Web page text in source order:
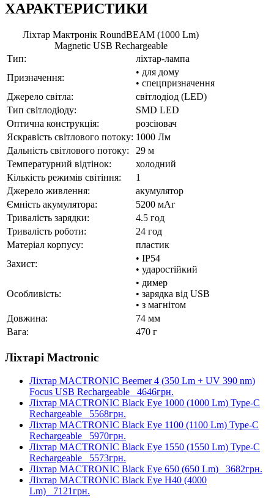
ХАРАКТЕРИСТИКИ
Ліхтар Мактронік RoundBEAM (1000 Lm)
Magnetic USB Rechargeable
Тип:
ліхтар-лампа
Призначення:
• для дому
• спецпризначення
Джерело світла:
світлодіод (LED)
Тип світлодіоду:
SMD LED
Оптична конструкція:
розсіювач
Яскравість світлового потоку: 1000 Лм
Дальність світлового потоку:
29 м
Температурний відтінок:
холодний
Кількість режимів світіння:
1
Джерело живлення:
акумулятор
Ємність акумулятора:
5200 мАг
Тривалість зарядки:
4.5 год
Тривалість роботи:
24 год
Матеріал корпусу:
пластик
Захист:
• IP54
• ударостійкий
Особливість:
• димер
• зарядка від USB
• з магнітом
Довжина:
74 мм
Вага:
470 г
Ліхтарі Mactronic
Ліхтар MACTRONIC Beemer 4 (350 Lm + UV 390 nm)
Focus USB Rechargeable 4646грн.
Ліхтар MACTRONIC Black Eye 1000 (1000 Lm) Type-C
Rechargeable 5568грн.
Ліхтар MACTRONIC Black Eye 1100 (1100 Lm) Type-C
Rechargeable 5970грн.
Ліхтар MACTRONIC Black Eye 1550 (1550 Lm) Type-C
Rechargeable 5573грн.
Ліхтар MACTRONIC Black Eye 650 (650 Lm) 3682грн.
Ліхтар MACTRONIC Black Eye H40 (4000
Lm) 7121грн.